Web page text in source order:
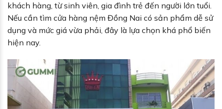
khách hàng, từ sinh viên, gia đình trẻ đến người lớn tuổi.
Nếu cần tìm cửa hàng nệm Đồng Nai có sản phẩm dễ sử
dụng và mức giá vừa phải, đây là lựa chọn khá phổ biến
hiện nay.